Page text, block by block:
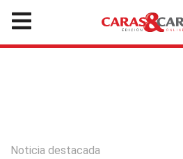
Noticia destacada